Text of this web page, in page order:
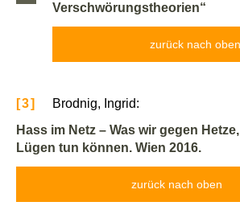
Verschwörungstheorien“
zurück nach oben
[3]
Brodnig, Ingrid:
Hass im Netz – Was wir gegen
Lügen tun können. Wien 2016.
zurück nach oben